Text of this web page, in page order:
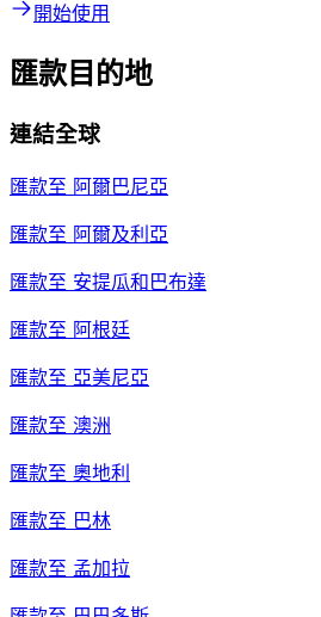
開始使用
匯款目的地
連結全球
匯款至 阿爾巴尼亞
匯款至 阿爾及利亞
匯款至 安提瓜和巴布達
匯款至 阿根廷
匯款至 亞美尼亞
匯款至 澳洲
匯款至 奧地利
匯款至 巴林
匯款至 孟加拉